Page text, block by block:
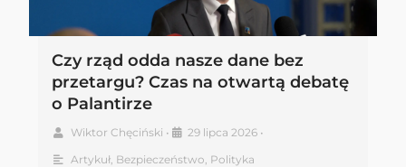
Czy rząd odda nasze dane bez
przetargu? Czas na otwartą debatę
o Palantirze
Wiktor Chęciński • 29 lipca 2026 •
Artykuł, Bezpieczeństwo, Polityka